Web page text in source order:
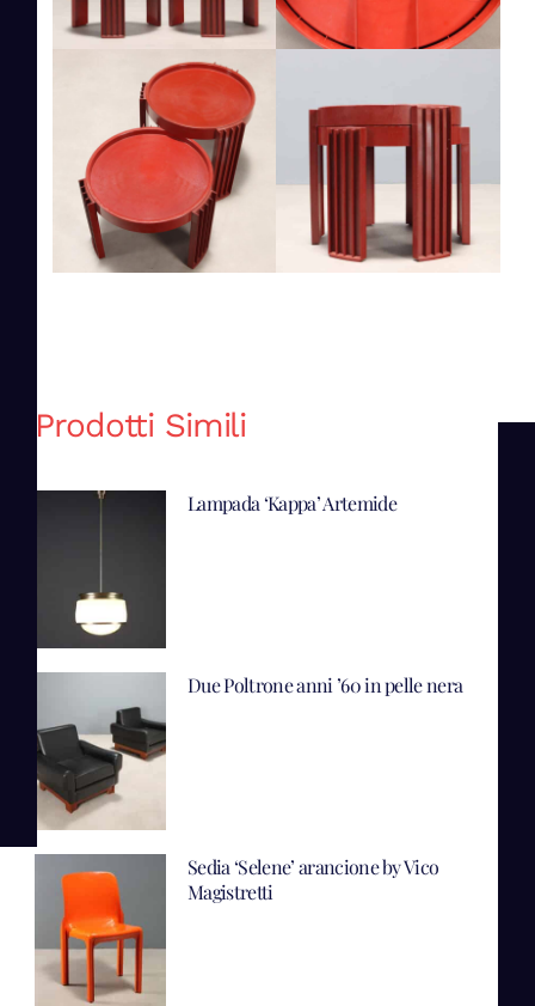
Prodotti Simili
Lampada ‘Kappa’ Artemide
Due Poltrone anni ’60 in pelle nera
Sedia ‘Selene’ arancione by Vico
Magistretti